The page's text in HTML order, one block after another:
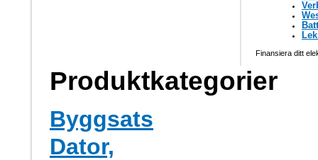
Finansiera ditt
Produktkategorier
Byggsats
Dator,